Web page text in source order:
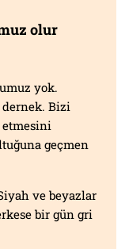
olur
yok.
dernek. Bizi
etmesini
geçmen
ve beyazlar
bir gün gri